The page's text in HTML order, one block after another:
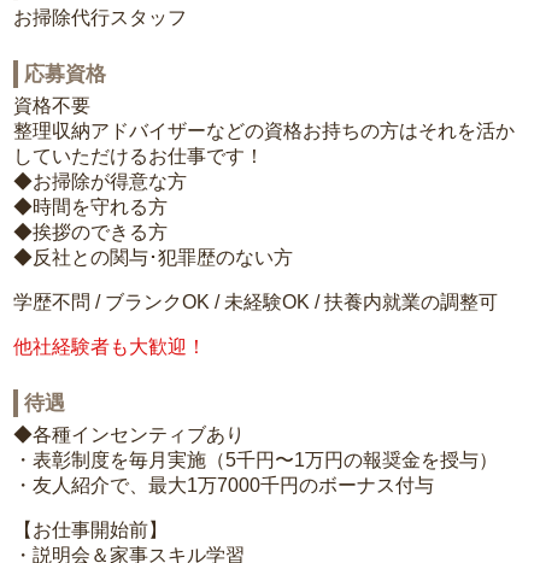
お掃除代行スタッフ
応募資格
資格不要
整理収納アドバイザーなどの資格お持ちの方はそれを活か
していただけるお仕事です！
◆お掃除が得意な方
◆時間を守れる方
◆挨拶のできる方
◆反社との関与･犯罪歴のない方
学歴不問 / ブランクOK / 未経験OK / 扶養内就業の調整可
他社経験者も大歓迎！
待遇
◆各種インセンティブあり
・表彰制度を毎月実施（5千円〜1万円の報奨金を授与）
・友人紹介で、最大1万7000千円のボーナス付与
【お仕事開始前】
・説明会＆家事スキル学習